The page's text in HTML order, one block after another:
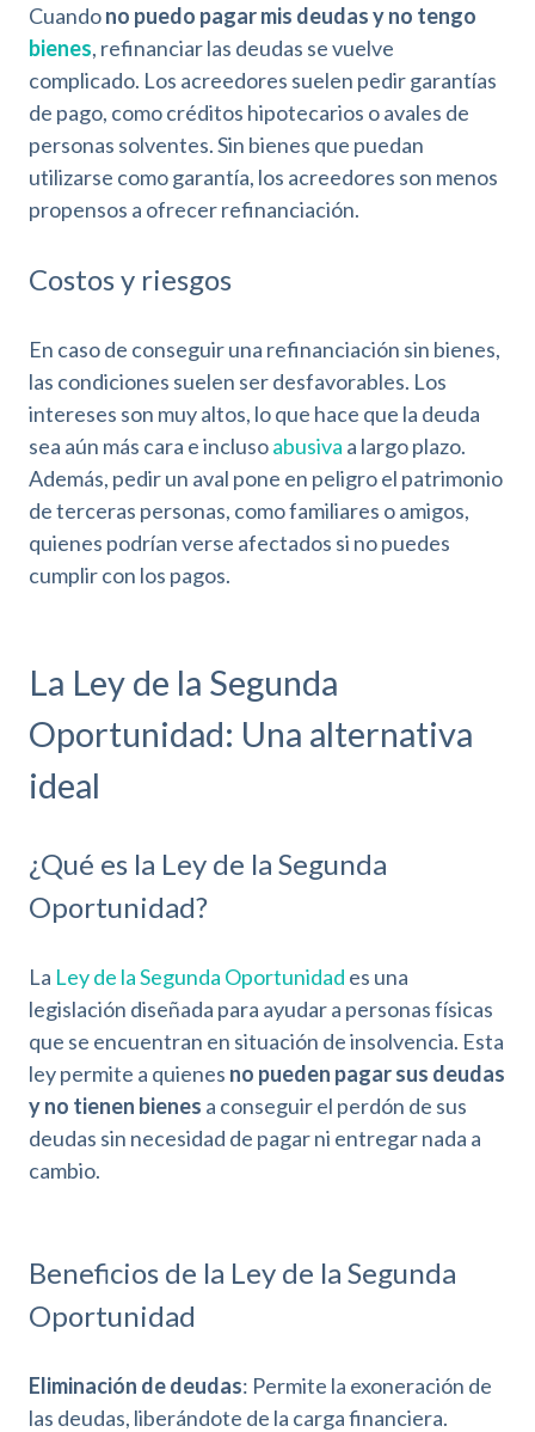
Cuandono puedo pagar mis deudas y no tengo
bienes, refinanciar las deudas se vuelve
complicado. Los acreedores suelen pedir garantías
de pago, como créditos hipotecarios o avales de
personas solventes. Sin bienes que puedan
utilizarse como garantía, los acreedores son menos
propensos a ofrecer refinanciación.
Costos y riesgos
En caso de conseguir una refinanciación sin bienes,
las condiciones suelen ser desfavorables. Los
intereses son muy altos, lo que hace que la deuda
sea aún más cara e inclusoabusiva a largo plazo.
Además, pedir un aval pone en peligro el patrimonio
de terceras personas, como familiares o amigos,
quienes podrían verse afectados si no puedes
cumplir con los pagos.
La Ley de la Segunda
Oportunidad: Una alternativa
ideal
¿Qué es la Ley de la Segunda
Oportunidad?
La Ley de la Segunda Oportunidad es una
legislación diseñada para ayudar a personas físicas
que se encuentran en situación de insolvencia. Esta
ley permite a quienes no pueden pagar sus deudas
y no tienen bienes a conseguir el perdón de sus
deudas sin necesidad de pagar ni entregar nada a
cambio.
Beneficios de la Ley de la Segunda
Oportunidad
Eliminación de deudas: Permite la exoneración de
las deudas, liberándote de la carga financiera.